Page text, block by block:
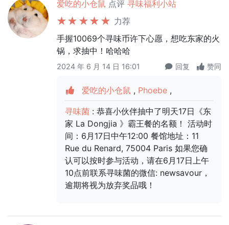
爱吃的小仓鼠 点评 寻味福利小站
力荐
手握10069个寻味币许下心愿，想吃东家的火
锅，求抽中！哈哈哈
2024 年 6 月 14 日 16:01 回复 赞同
爱吃的小仓鼠 , Phoebe ,
寻味菌 : 恭喜小伙伴抽中了明天17日《东
家 La Dongjia 》霸王餐的名额！ 活动时
间：6月17日中午12:00 餐馆地址：11
Rue du Renard, 75004 Paris 如果您确
认可以按时参与活动，请在6月17日上午
10点前联系寻味菌的微信: newsavour，
逾期将视为放弃奖品哦！